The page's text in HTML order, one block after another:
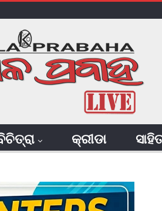
କ୍ରୀଡା